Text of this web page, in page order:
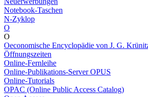
Notebook-Taschen
N-Zyklop
O
O
Oeconomische Encyclopädie von J. G.
Öffnungszeiten
Online-Fernleihe
Online-Publikations-Server OPUS
Online-Tutorials
OPAC (Online Public Access Catalog)